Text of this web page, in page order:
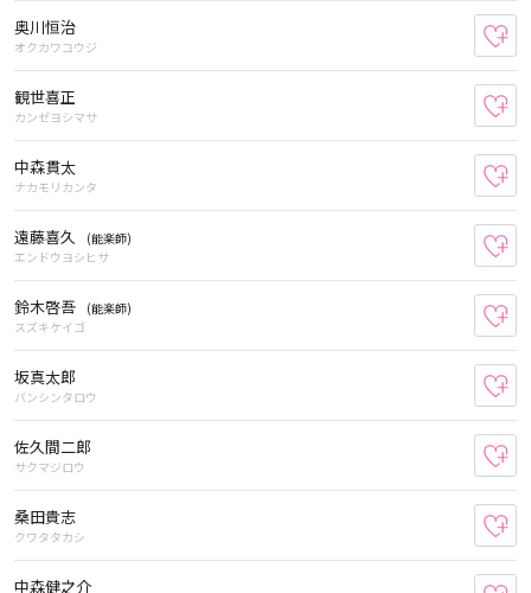
奥川恒治
オクカワコウジ
観世喜正
カンゼヨシマサ
中森貫太
ナカモリカンタ
遠藤喜久
(能楽師)
エンドウヨシヒサ
鈴木啓吾
(能楽師)
スズキケイゴ
坂真太郎
バンシンタロウ
佐久間二郎
サクマジロウ
桑田貴志
クワタタカシ
中森健之介